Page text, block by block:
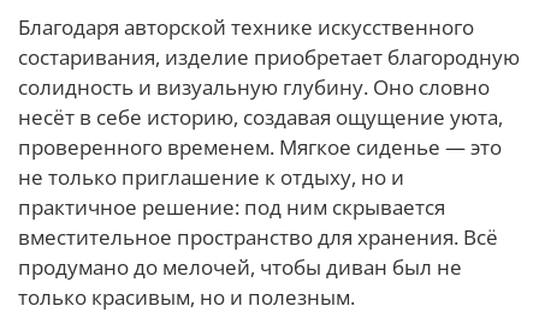
Благодаря авторской технике искусственного
состаривания, изделие приобретает благородную
солидность и визуальную глубину. Оно словно
несёт в себе историю, создавая ощущение уюта,
проверенного временем. Мягкое сиденье — это
не только приглашение к отдыху, но и
практичное решение: под ним скрывается
вместительное пространство для хранения. Всё
продумано до мелочей, чтобы диван был не
только красивым, но и полезным.